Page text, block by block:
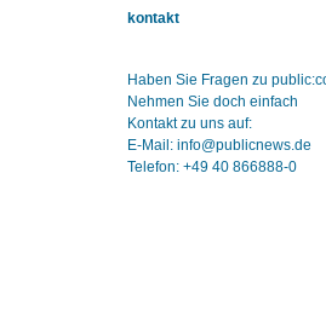
kontakt
Haben Sie Fragen zu
Nehmen Sie doch einfach
Kontakt zu uns auf:
E-Mail: info@publicnews.de
Telefon: +49 40 866888-0